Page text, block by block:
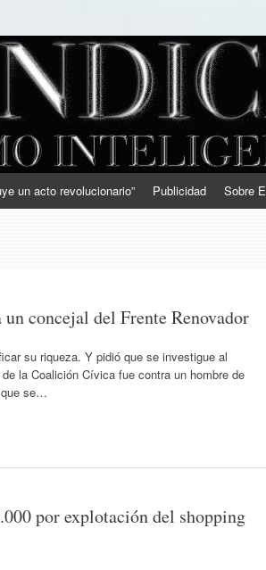
un acto revolucionario” Publicidad Sobre
concejal del Frente Renovador
su riqueza. Y pidió que se investigue al
la Coalición Cívica fue contra un hombre de
que se…
por explotación del shopping